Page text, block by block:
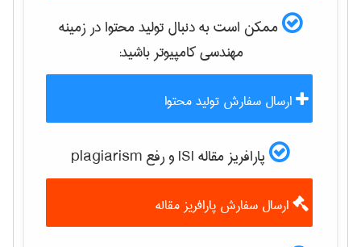
ممکن است به دنبال تولید محتوا در زمینه
مهندسی كامپيوترباشید:
ارسال سفارش تولید محتوا
پارافریز مقاله ISI و رفع plagiarism
ارسال سفارش پارافریز مقاله